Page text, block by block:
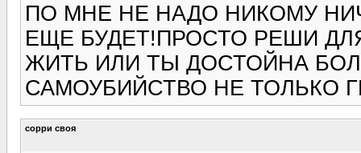
ПО МНЕ НЕ НАДО НИКОМУ
ЕЩЕ БУДЕТ!ПРОСТО РЕШИ
ЖИТЬ ИЛИ ТЫ ДОСТОЙНА
САМОУБИЙСТВО НЕ ТОЛЬКО
сорри своя